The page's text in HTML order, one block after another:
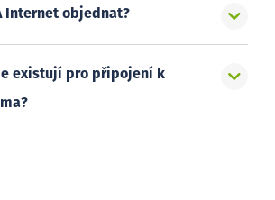
Internet objednat?
existují pro připojení k